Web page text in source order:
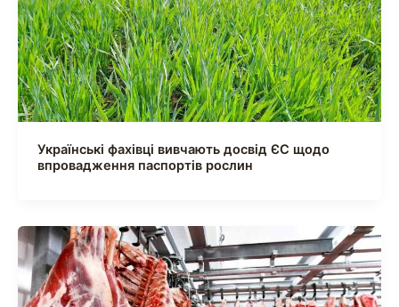
Українські фахівці вивчають досвід ЄС щодо
впровадження паспортів рослин